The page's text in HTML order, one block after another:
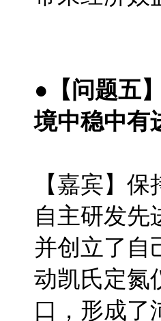
●【问题五
境中稳中有
【嘉宾】
自主研发先
并创立了自
动凯氏定氮
口，形成了